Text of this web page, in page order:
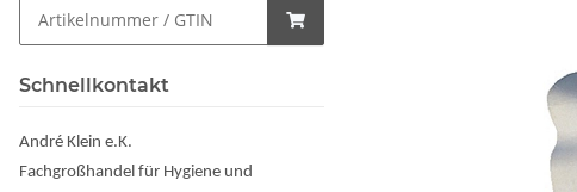
Schnellkontakt
André Klein e.K.
Fachgroßhandel für Hygiene und